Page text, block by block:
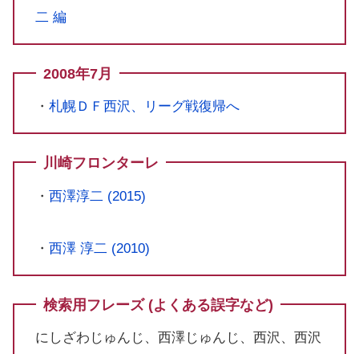
二 編
2008年7月
・ 札幌ＤＦ西沢、リーグ戦復帰へ
川崎フロンターレ
・ 西澤淳二 (2015)
・ 西澤 淳二 (2010)
検索用フレーズ (よくある誤字など)
にしざわじゅんじ、西澤じゅんじ、西沢、西沢